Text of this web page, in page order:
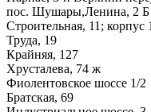
пос. Шушары,Ленина, 2 Б
Строительная, 11; корпус 1
Труда, 19
Крайняя, 127
Хрусталева, 74 ж
Фиолентовское шоссе 1/2
Братская, 69